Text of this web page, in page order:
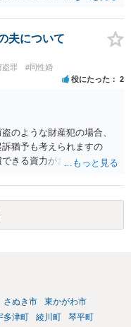
の効果を高めるために、弁
したがって、金額も含め
でしょう。 書面はどちら
なくも、５５０００円
夫について
盗罪 #同性婚
役にたった 2
のような財産犯の場合、
猶予も考えられますの
きる資力がお有りなので
いてしまう可能性が極め
犯で起訴猶予の可能性が
活動が極めて重要です。
最善を尽くす弁護士が大
向は否定できないように
さぬき市
東かがわ市
多津町 綾川町
琴平町